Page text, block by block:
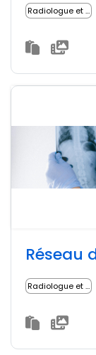
Radiologue et imagerie médicale
Radiologue et imagerie médicale